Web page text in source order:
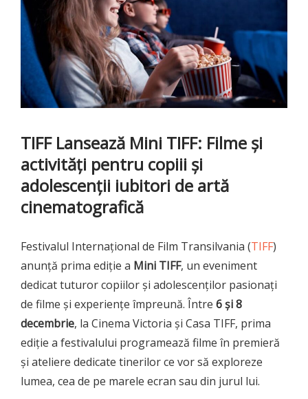
TIFF Lansează Mini TIFF: Filme și
activități pentru copiii și
adolescenții iubitori de artă
cinematografică
Festivalul Internațional de Film Transilvania (TIFF)
anunță prima ediție a Mini TIFF, un eveniment
dedicat tuturor copiilor și adolescenților pasionați
de filme și experiențe împreună. Între 6 și 8
decembrie, la Cinema Victoria și Casa TIFF, prima
ediție a festivalului programează filme în premieră
și ateliere dedicate tinerilor ce vor să exploreze
lumea, cea de pe marele ecran sau din jurul lui.